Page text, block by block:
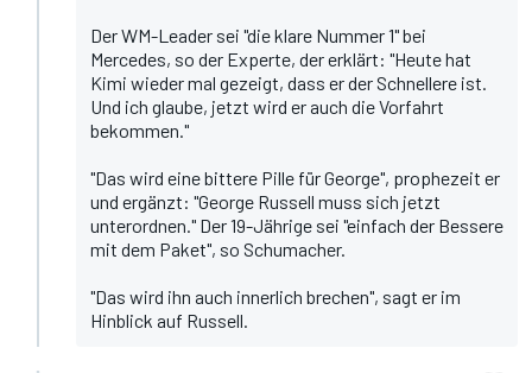
Der WM-Leader sei "die klare Nummer 1" bei
Mercedes, so der Experte, der erklärt: "Heute hat
Kimi wieder mal gezeigt, dass er der Schnellere ist.
Und ich glaube, jetzt wird er auch die Vorfahrt
bekommen."
"Das wird eine bittere Pille für George", prophezeit er
und ergänzt: "George Russell muss sich jetzt
unterordnen." Der 19-Jährige sei "einfach der Bessere
mit dem Paket", so Schumacher.
"Das wird ihn auch innerlich brechen", sagt er im
Hinblick auf Russell.